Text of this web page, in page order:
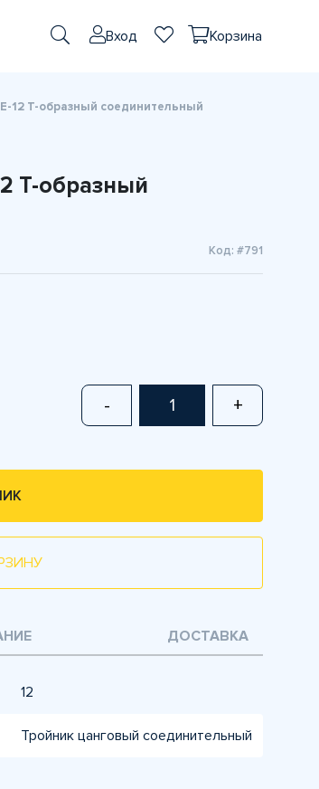
Вход Корзина
12 T-образный соединительный
T-образный
Код: #791
- +
ДОСТАВКА
12
Тройник цанговый соединительный